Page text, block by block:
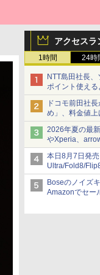
アクセスラ
1時間 24時
NTT島田社長
ポイント使える
ドコモ前田社
め」、料金値
2026年夏の最
やXperia、
徴は
本日8月7日発
Ultra/Fold8/
ば屋のメニュ
Boseのノイズ
Amazonでセー